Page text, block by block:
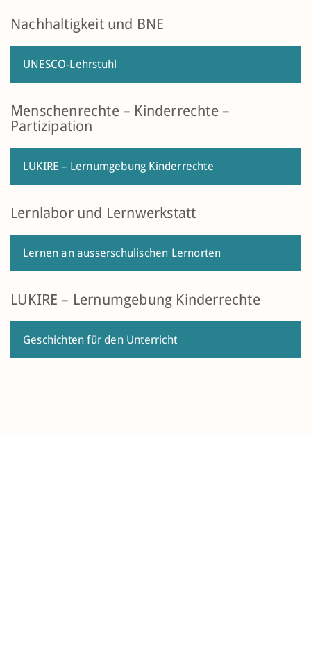
Nachhaltigkeit und BNE
UNESCO-Lehrstuhl
Menschenrechte – Kinderrechte –
Partizipation
LUKIRE – Lernumgebung Kinderrechte
Lernlabor und Lernwerkstatt
Lernen an ausserschulischen Lernorten
LUKIRE – Lernumgebung Kinderrechte
Geschichten für den Unterricht